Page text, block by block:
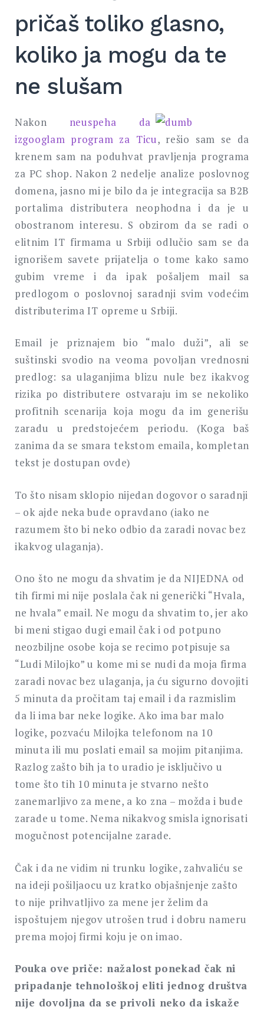
pričaš toliko glasno,
koliko ja mogu da te
ne slušam
Nakon neuspeha da
izgooglam program za Ticu, rešio sam se da
krenem sam na poduhvat pravljenja programa
za PC shop. Nakon 2 nedelje analize poslovnog
domena, jasno mi je bilo da je integracija sa B2B
portalima distributera neophodna i da je u
obostranom interesu. S obzirom da se radi o
elitnim IT firmama u Srbiji odlučio sam se da
ignorišem savete prijatelja o tome kako samo
gubim vreme i da ipak pošaljem mail sa
predlogom o poslovnoj saradnji svim vodećim
distributerima IT opreme u Srbiji.
Email je priznajem bio “malo duži”, ali se
suštinski svodio na veoma povoljan vrednosni
predlog: sa ulaganjima blizu nule bez ikakvog
rizika po distributere ostvaraju im se nekoliko
profitnih scenarija koja mogu da im generišu
zaradu u predstojećem periodu. (Koga baš
zanima da se smara tekstom emaila, kompletan
tekst je dostupan ovde)
To što nisam sklopio nijedan dogovor o saradnji
– ok ajde neka bude opravdano (iako ne
razumem što bi neko odbio da zaradi novac bez
ikakvog ulaganja).
Ono što ne mogu da shvatim je da NIJEDNA od
tih firmi mi nije poslala čak ni generički “Hvala,
ne hvala” email. Ne mogu da shvatim to, jer ako
bi meni stigao dugi email čak i od potpuno
neozbiljne osobe koja se recimo potpisuje sa
“Ludi Milojko” u kome mi se nudi da moja firma
zaradi novac bez ulaganja, ja ću sigurno dovojiti
5 minuta da pročitam taj email i da razmislim
da li ima bar neke logike. Ako ima bar malo
logike, pozvaću Milojka telefonom na 10
minuta ili mu poslati email sa mojim pitanjima.
Razlog zašto bih ja to uradio je isključivo u
tome što tih 10 minuta je stvarno nešto
zanemarljivo za mene, a ko zna – možda i bude
zarade u tome. Nema nikakvog smisla ignorisati
mogučnost potencijalne zarade.
Čak i da ne vidim ni trunku logike, zahvaliću se
na ideji pošiljaocu uz kratko objašnjenje zašto
to nije prihvatljivo za mene jer želim da
ispoštujem njegov utrošen trud i dobru nameru
prema mojoj firmi koju je on imao.
Pouka ove priče: nažalost ponekad čak ni
pripadanje tehnološkoj eliti jednog društva
nije dovoljna da se privoli neko da iskaže